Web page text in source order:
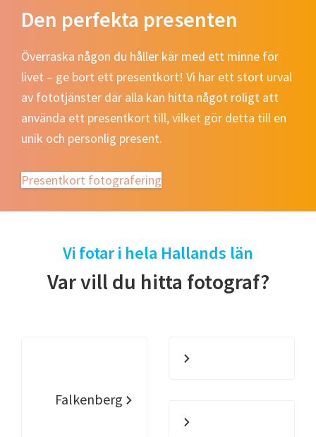
Den perfekta presenten
Överraska någon du håller kär med ett minne för
livet – ge bort ett presentkort! Vi har ett stort urval
av fototjänster där alla kan hitta något roligt att
använda ett presentkort till, vilket gör detta till en
unik och personlig present.
Presentkort fotografering
Vi fotar i hela Hallands län
Var vill du hitta fotograf?
Falkenberg